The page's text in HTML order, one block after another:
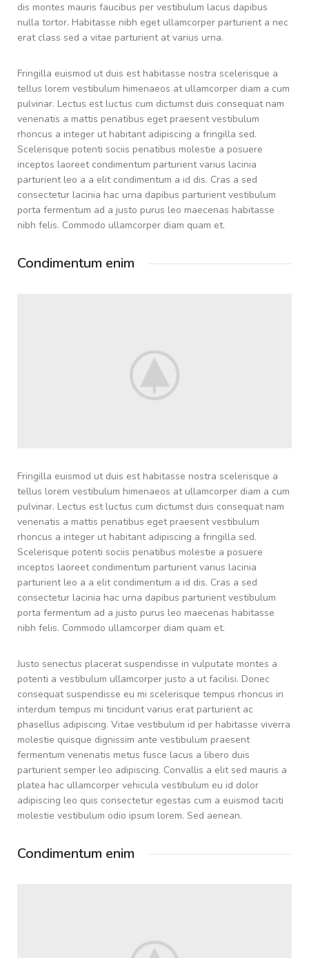
dis montes mauris faucibus per vestibulum lacus dapibus
nulla tortor. Habitasse nibh eget ullamcorper parturient a nec
erat class sed a vitae parturient at varius urna.
Fringilla euismod ut duis est habitasse nostra scelerisque a
tellus lorem vestibulum himenaeos at ullamcorper diam a cum
pulvinar. Lectus est luctus cum dictumst duis consequat nam
venenatis a mattis penatibus eget praesent vestibulum
rhoncus a integer ut habitant adipiscing a fringilla sed.
Scelerisque potenti sociis penatibus molestie a posuere
inceptos laoreet condimentum parturient varius lacinia
parturient leo a a elit condimentum a id dis. Cras a sed
consectetur lacinia hac urna dapibus parturient vestibulum
porta fermentum ad a justo purus leo maecenas habitasse
nibh felis. Commodo ullamcorper diam quam et.
Condimentum enim
Fringilla euismod ut duis est habitasse nostra scelerisque a
tellus lorem vestibulum himenaeos at ullamcorper diam a cum
pulvinar. Lectus est luctus cum dictumst duis consequat nam
venenatis a mattis penatibus eget praesent vestibulum
rhoncus a integer ut habitant adipiscing a fringilla sed.
Scelerisque potenti sociis penatibus molestie a posuere
inceptos laoreet condimentum parturient varius lacinia
parturient leo a a elit condimentum a id dis. Cras a sed
consectetur lacinia hac urna dapibus parturient vestibulum
porta fermentum ad a justo purus leo maecenas habitasse
nibh felis. Commodo ullamcorper diam quam et.
Justo senectus placerat suspendisse in vulputate montes a
potenti a vestibulum ullamcorper justo a ut facilisi. Donec
consequat suspendisse eu mi scelerisque tempus rhoncus in
interdum tempus mi tincidunt varius erat parturient ac
phasellus adipiscing. Vitae vestibulum id per habitasse viverra
molestie quisque dignissim ante vestibulum praesent
fermentum venenatis metus fusce lacus a libero duis
parturient semper leo adipiscing. Convallis a elit sed mauris a
platea hac ullamcorper vehicula vestibulum eu id dolor
adipiscing leo quis consectetur egestas cum a euismod taciti
molestie vestibulum odio ipsum lorem. Sed aenean.
Condimentum enim